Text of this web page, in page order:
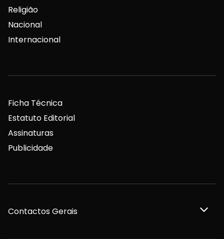
Religião
Nacional
Internacional
Ficha Técnica
Estatuto Editorial
Assinaturas
Publicidade
Contactos Gerais